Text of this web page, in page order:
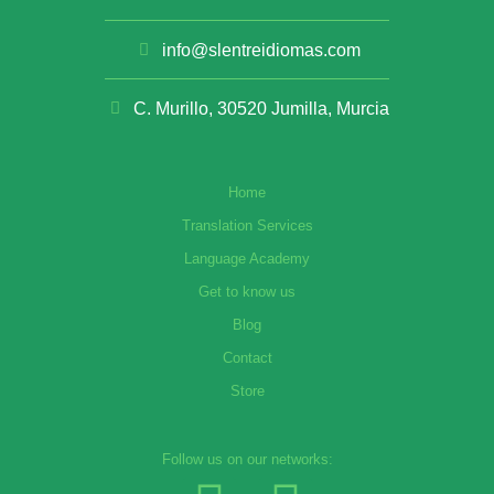
info@slentreidiomas.com
C. Murillo, 30520 Jumilla, Murcia
Home
Translation Services
Language Academy
Get to know us
Blog
Contact
Store
Follow us on our networks: